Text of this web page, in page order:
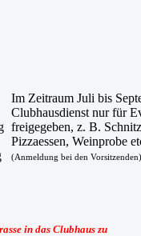
Im Zeitraum Juli bis
Clubhausdienst nur für
freigegeben, z. B.
Pizzaessen, Weinprobe
(Anmeldung bei den Vorsitzenden)
in das Clubhaus zu